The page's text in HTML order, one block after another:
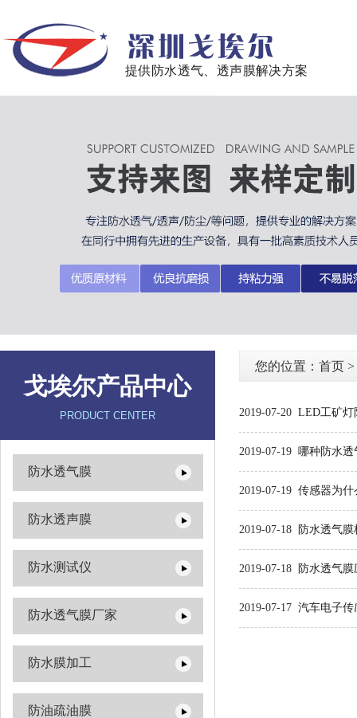
提供防水透气、透声膜解决方案
戈埃尔产品中心
PRODUCT CENTER
防水透气膜
防水透声膜
防水测试仪
防水透气膜厂家
防水膜加工
防油疏油膜
您的位置： 首页 >
2019-07-20 LED工矿灯
2019-07-19 哪种防水透
2019-07-19 传感器为什
2019-07-18 防水透气
2019-07-18 防水透气
2019-07-17 汽车电子传